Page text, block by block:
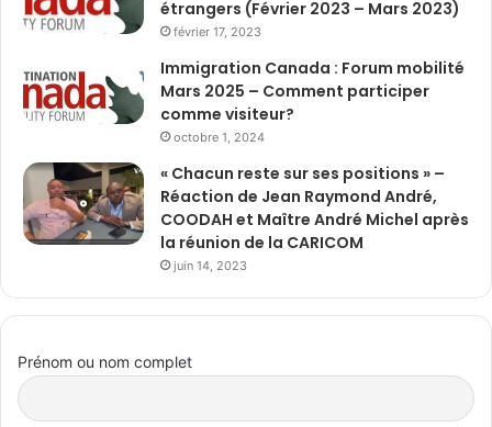
étrangers (Février 2023 – Mars 2023)
février 17, 2023
Immigration Canada : Forum mobilité
Mars 2025 – Comment participer
comme visiteur?
octobre 1, 2024
« Chacun reste sur ses positions » –
Réaction de Jean Raymond André,
COODAH et Maître André Michel après
la réunion de la CARICOM
juin 14, 2023
Prénom ou nom complet